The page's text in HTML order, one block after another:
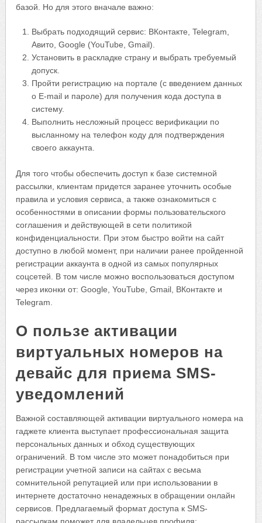
базой. Но для этого вначале важно:
Выбрать подходящий сервис: ВКонтакте, Telegram,
Авито, Google (YouTube, Gmail).
Установить в раскладке страну и выбрать требуемый
допуск.
Пройти регистрацию на портале (с введением данных
о E-mail и пароле) для получения кода доступа в
систему.
Выполнить несложный процесс верификации по
высланному на телефон коду для подтверждения
своего аккаунта.
Для того чтобы обеспечить доступ к базе системной
рассылки, клиентам придется заранее уточнить особые
правила и условия сервиса, а также ознакомиться с
особенностями в описании формы пользовательского
соглашения и действующей в сети политикой
конфиденциальности. При этом быстро войти на сайт
доступно в любой момент, при наличии ранее пройденной
регистрации аккаунта в одной из самых популярных
соцсетей. В том числе можно воспользоваться доступом
через иконки от: Google, YouTube, Gmail, ВКонтакте и
Telegram.
О пользе активации
виртуальных номеров на
девайс для приема SMS-
уведомлений
Важной составляющей активации виртуального номера на
гаджете клиента выступает профессиональная защита
персональных данных и обход существующих
ограничений. В том числе это может понадобиться при
регистрации учетной записи на сайтах с весьма
сомнительной репутацией или при использовании в
интернете достаточно ненадежных в обращении онлайн
сервисов. Предлагаемый формат доступа к SMS-